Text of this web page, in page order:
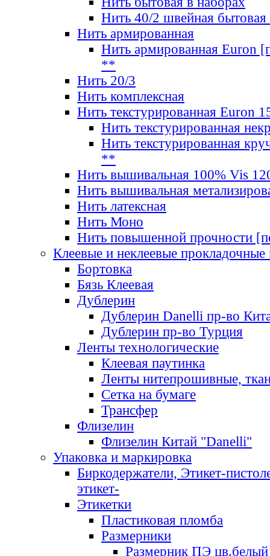
Нить 40/2 швейная бытовая
Нить армированная
Нить армированная Euron
**
Нить 20/3
Нить комплексная
Нить текстурированная Euron
Нить текстурированная
Нить текстурированная
**
Нить вышивальная 100% Vis
Нить вышивальная
Нить латексная
Нить Моно
Нить повышенной прочности
Клеевые и неклеевые прокладочные
Бортовка
Бязь Клеевая
Дублерин
Дублерин Danelli пр-во
Дублерин пр-во Турция
Ленты технологические
Клеевая паутинка
Ленты нитепрошивные,
Сетка на бумаге
Трансфер
Флизелин
Флизелин Китай "Danelli"
Упаковка и маркировка
Биркодержатели, Этикет-
этикет-
Этикетки
Пластиковая пломба
Размерники
Размерник ПЭ цв.белый